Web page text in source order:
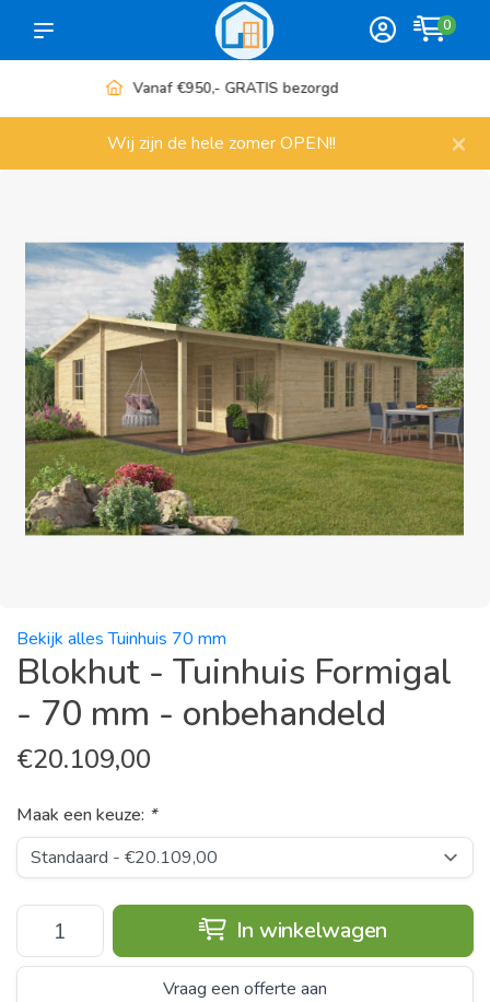
0
Meer dan 1000 artikelen
Wij zijn de hele zomer OPEN!! ×
Bekijk alles Tuinhuis 70 mm
Blokhut - Tuinhuis Formigal
- 70 mm - onbehandeld
€20.109,00
Maak een keuze: *
In winkelwagen
Vraag een offerte aan